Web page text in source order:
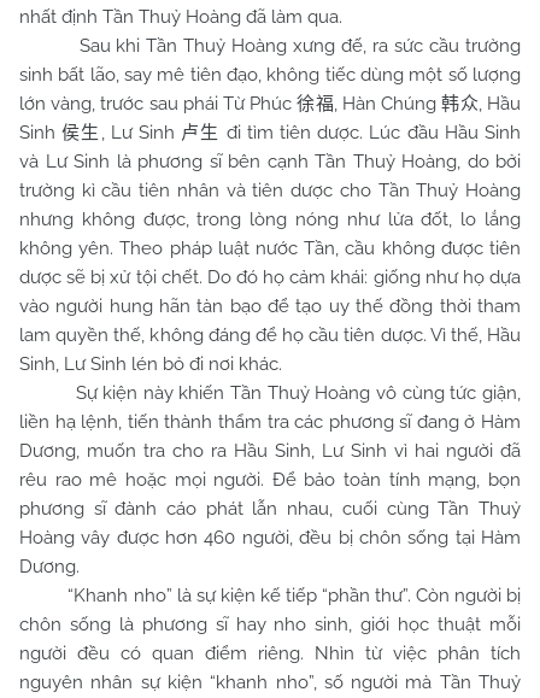
nhất định Tần Thuỷ Hoàng đã làm qua.
Sau khi Tần Thuỷ Hoàng xưng đế, ra sức cầu trường
sinh bất lão, say mê tiên đạo, không tiếc dùng một số lượng
lớn vàng, trước sau phái Từ Phúc徐福, Hàn Chúng韩众, Hầu
Sinh侯生 , Lư Sinh 卢生 đi tìm tiên dược. Lúc đầu Hầu Sinh
và Lư Sinh là phương sĩ bên cạnh Tần Thuỷ Hoàng, do bởi
trường kì cầu tiên nhân và tiên dược cho Tần Thuỷ Hoàng
nhưng không được, trong lòng nóng như lửa đốt, lo lắng
không yên. Theo pháp luật nước Tần, cầu không được tiên
dược sẽ bị xử tội chết. Do đó họ cảm khái: giống như họ dựa
vào người hung hãn tàn bạo để tạo uy thế đồng thời tham
lam quyền thế, không đáng để họ cầu tiên dược. Vì thế, Hầu
Sinh, Lư Sinh lén bỏ đi nơi khác.
Sự kiện này khiến Tần Thuỷ Hoàng vô cùng tức giận,
liền hạ lệnh, tiến thành thẩm tra các phương sĩ đang ở Hàm
Dương, muốn tra cho ra Hầu Sinh, Lư Sinh vì hai người đã
rêu rao mê hoặc mọi người. Để bảo toàn tính mạng, bọn
phương sĩ đành cáo phát lẫn nhau, cuối cùng Tần Thuỷ
Hoàng vây được hơn 460 người, đều bị chôn sống tại Hàm
Dương.
“Khanh nho” là sự kiện kế tiếp “phần thư”. Còn người bị
chôn sống là phương sĩ hay nho sinh, giới học thuật mỗi
người đều có quan điểm riêng. Nhìn từ việc phân tích
nguyên nhân sự kiện “khanh nho”, số người mà Tần Thuỷ